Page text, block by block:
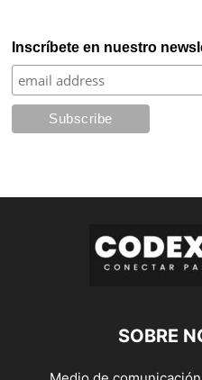
Inscríbete en nuestro
SOBRE